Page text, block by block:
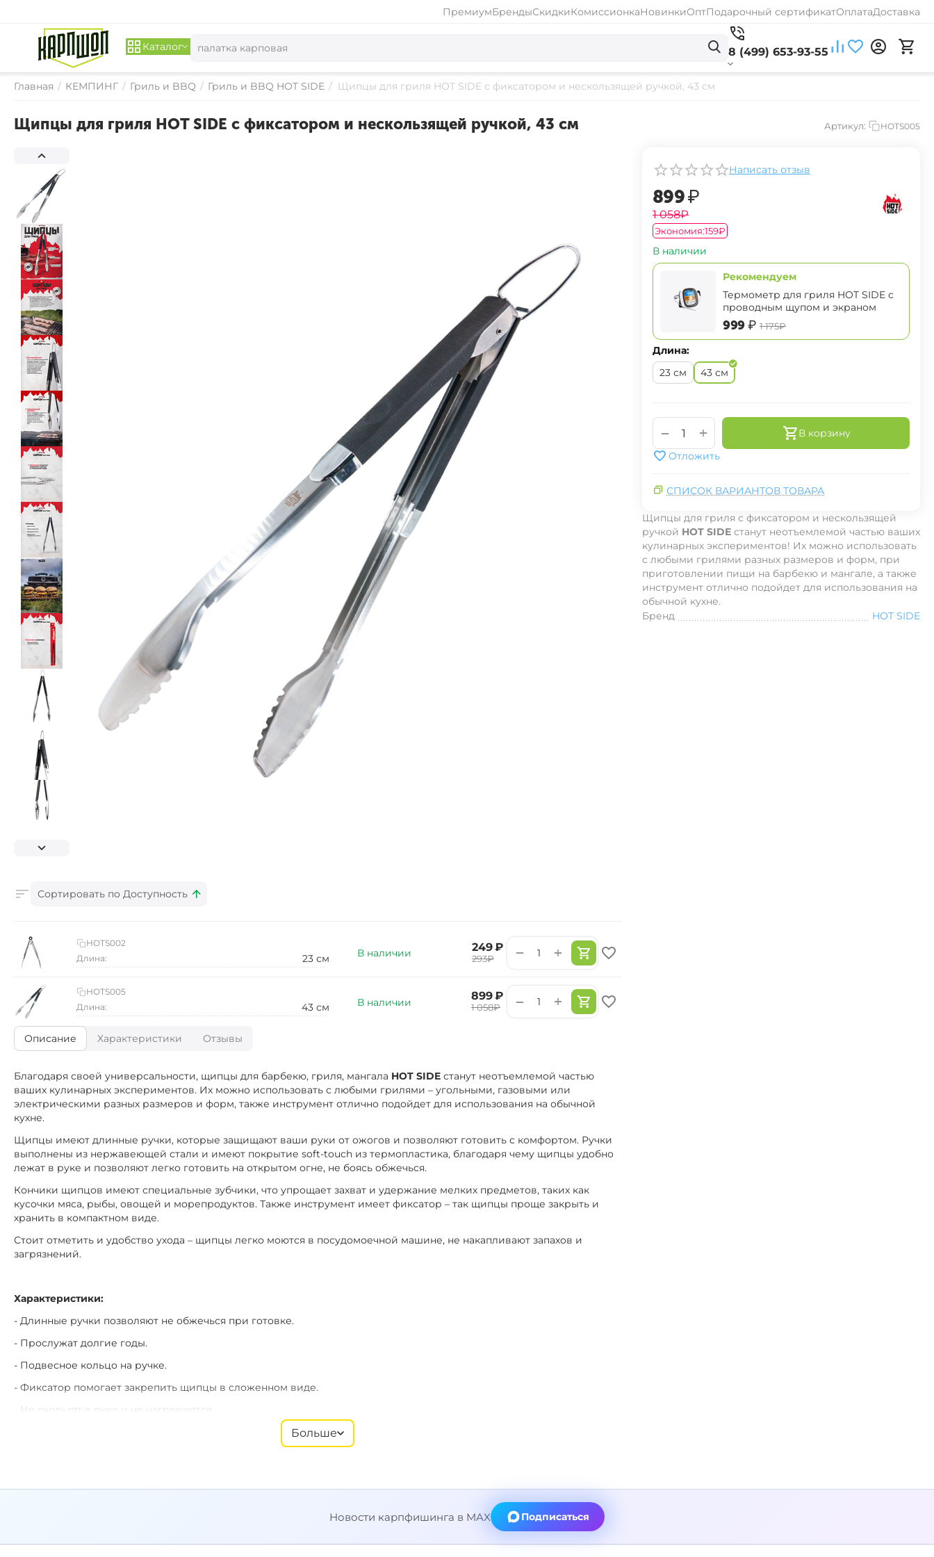
ПремиумБрендыСкидкиКомиссионкаНовинкиОптПодарочный сертификатОплатаДоставка
Каталог 8 (499) 653-93-55
Главная / КЕМПИНГ / Гриль и BBQ / Гриль и BBQ HOT SIDE / Щипцы для гриля HOT SIDE с фиксатором и нескользящей ручкой, 43 см
Щипцы для гриля HOT SIDE с фиксатором и нескользящей ручкой, 43 см Артикул: HOTS005
Написать отзыв
‍899‍₽
‍1 058‍₽
Экономия:‍159‍₽
В наличии
Рекомендуем
Термометр для гриля HOT SIDE с
проводным щупом и экраном
‍999‍₽ ‍1 175‍₽
Длина:
23 см
43 см
+
−
В корзину
Отложить
СПИСОК ВАРИАНТОВ ТОВАРА
Щипцы для гриля с фиксатором и нескользящей
ручкой HOT SIDE станут неотъемлемой частью ваших
кулинарных экспериментов! Их можно использовать
с любыми грилями разных размеров и форм, при
приготовлении пищи на барбекю и мангале, а также
инструмент отлично подойдет для использования на
обычной кухне.
Бренд
HOT SIDE
Сортировать по Доступность
В наличии ‍249‍ ₽
‍293‍₽ +
−
HOTS002
Длина:
23 см
В наличии ‍899‍ ₽
‍1 058‍₽ +
−
HOTS005
Длина:
43 см
Описание Характеристики Отзывы
Благодаря своей универсальности, щипцы для барбекю, гриля, мангала HOT SIDE станут неотъемлемой частью
ваших кулинарных экспериментов. Их можно использовать с любыми грилями – угольными, газовыми или
электрическими разных размеров и форм, также инструмент отлично подойдет для использования на обычной
кухне.
Щипцы имеют длинные ручки, которые защищают ваши руки от ожогов и позволяют готовить с комфортом. Ручки
выполнены из нержавеющей стали и имеют покрытие soft-touch из термопластика, благодаря чему щипцы удобно
лежат в руке и позволяют легко готовить на открытом огне, не боясь обжечься.
Кончики щипцов имеют специальные зубчики, что упрощает захват и удержание мелких предметов, таких как
кусочки мяса, рыбы, овощей и морепродуктов. Также инструмент имеет фиксатор – так щипцы проще закрыть и
хранить в компактном виде.
Стоит отметить и удобство ухода – щипцы легко моются в посудомоечной машине, не накапливают запахов и
загрязнений.
Характеристики:
- Длинные ручки позволяют не обжечься при готовке.
- Прослужат долгие годы.
- Подвесное кольцо на ручке.
- Фиксатор помогает закрепить щипцы в сложенном виде.
- Не скользят в руке и не нагреваются.
- Длина рукояти: 32 см.
Больше
Новости карпфишинга в MAX Подписаться